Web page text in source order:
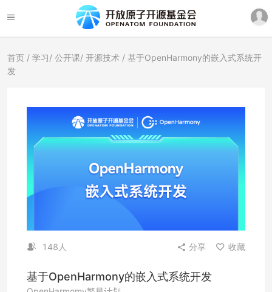
首页 / 学习/ 公开课/ 开源技术 / 基于OpenHarmony的嵌入式系统开
发
148人 分享 收藏
基于OpenHarmony的嵌入式系统开发